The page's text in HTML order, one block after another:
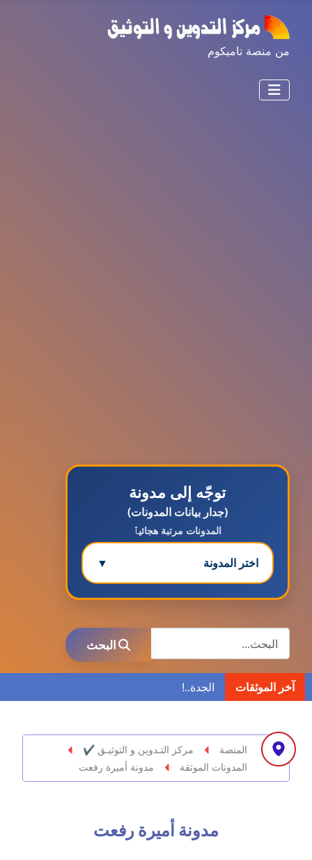
من منصة تاميكوم
توجّه إلى مدونة
(جدار بيانات المدونات)
المدونات مرتبة هجائيٱ
اختر المدونة ▼
مدونة ابراهيم البراعم
عاملة
عاملة
مدونة احمد ابراهيم
مدونة أحمد أبو الدهب
البحث
البحث
آخر الموثقات
المنصة
مركز التـدوين و التوثيـق ✔
المدونات الموثقة
مدونة أميرة رفعت
مدونة أميرة رفعت